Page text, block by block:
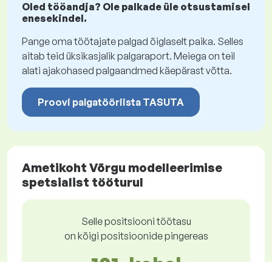
Oled tööandja? Ole palkade üle otsustamisel
enesekindel.
Pange oma töötajate palgad õiglaselt paika. Selles
aitab teid üksikasjalik palgaraport. Meiega on teil
alati ajakohased palgaandmed käepärast võtta.
Proovi palgatööriista TASUTA
Ametikoht Võrgu modelleerimise
spetsialist tööturul
Selle positsiooni töötasu
on kõigi positsioonide pingereas